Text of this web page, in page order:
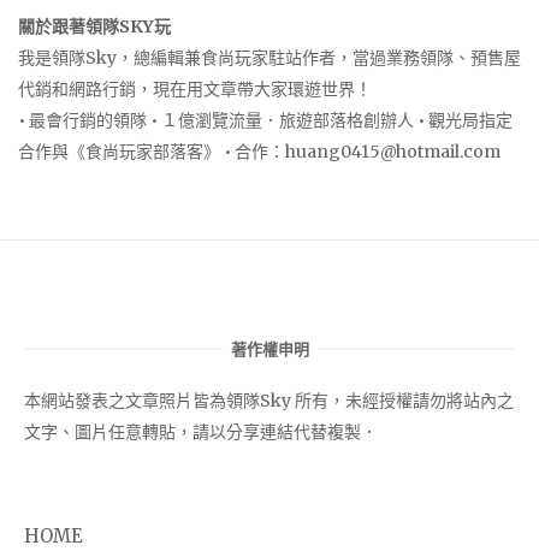
關於跟著領隊SKY玩
我是領隊Sky，總編輯兼食尚玩家駐站作者，當過業務領隊、預售屋
代銷和網路行銷，現在用文章帶大家環遊世界！
• 最會行銷的領隊 • １億瀏覽流量．旅遊部落格創辦人 • 觀光局指定
合作與《食尚玩家部落客》 • 合作： huang0415@hotmail.com
著作權申明
本網站發表之文章照片皆為領隊Sky 所有，未經授權請勿將站內之
文字、圖片任意轉貼，請以分享連結代替複製．
HOME